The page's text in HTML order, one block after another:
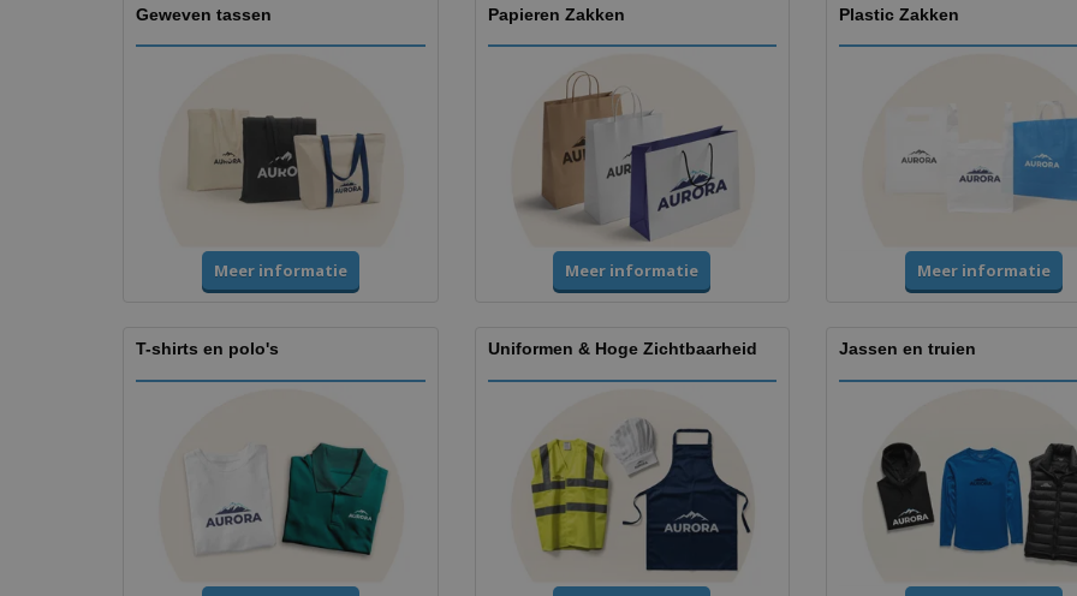
Geweven tassen
Meer informatie
Papieren Zakken
Meer informatie
Plastic Zakken
Meer informatie
T-shirts en polo's Uniformen & Hoge Zichtbaarheid Jassen en truien